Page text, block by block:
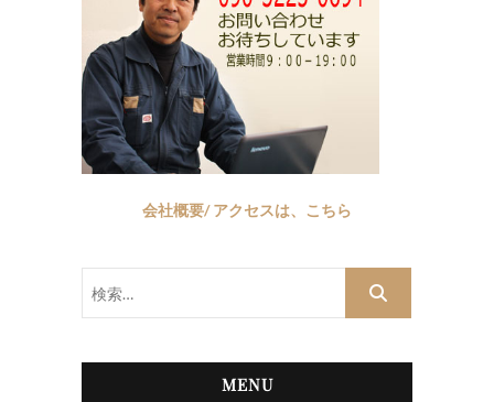
会社概要/ アクセスは、こちら
MENU